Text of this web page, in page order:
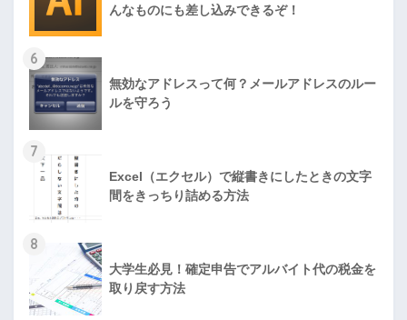
んなものにも差し込みできるぞ！
6
無効なアドレスって何？メールアドレスのルー
ルを守ろう
7
Excel（エクセル）で縦書きにしたときの文字
間をきっちり詰める方法
8
大学生必見！確定申告でアルバイト代の税金を
取り戻す方法